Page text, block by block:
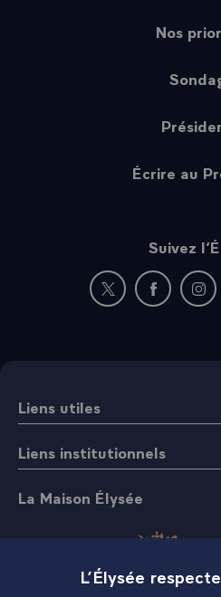
Nos
Écrire au
Suivez
Nouvelle fenêtre :
Nouvelle
Liens utiles
Liens institutionnels
La Maison Élysée
L’Élysée